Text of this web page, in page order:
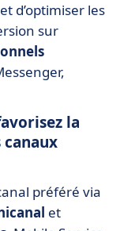
d’optimiser les
sur
la
canaux
préféré via
et